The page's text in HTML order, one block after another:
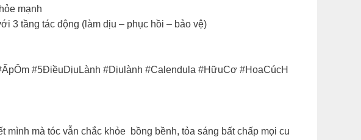
mạnh
3 tầng tác động (làm dịu – phục hồi – bảo vệ)
#5ĐiềuDịuLành #Dịulành #Calendula #HữuCơ #HoaCúcH
mà tóc vẫn chắc khỏe bồng bềnh, tỏa sáng bất chấp mọi cu